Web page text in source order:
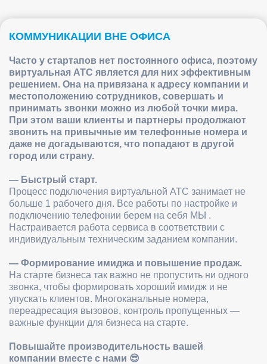
КОММУНИКАЦИИ ВНЕ ОФИСА
Часто у стартапов нет постоянного офиса, поэтому
виртуальная АТС является для них эффективным
решением. Она на привязана к адресу компании и
местоположению сотрудников, совершать и
принимать звонки можно из любой точки мира.
При этом ваши клиенты и партнеры продолжают
звонить на привычные им телефонные номера и
даже не догадываются, что попадают в другой
город или страну.
— Быстрый старт.
Процесс подключения виртуальной АТС занимает не
больше 1 рабочего дня. Все работы по настройке и
подключению телефонии берем на себя МЫ .
Настраивается работа сервиса в соответствии с
индивидуальным техническим заданием компании.
— Формирование имиджа и повышение продаж.
На старте бизнеса так важно не пропустить ни одного
звонка, чтобы формировать хороший имидж и не
упускать клиентов. Многоканальные номера,
переадресация вызовов, контроль пропущенных —
важные функции для бизнеса на старте.
Повышайте производительность вашей
компании вместе с нами 😎